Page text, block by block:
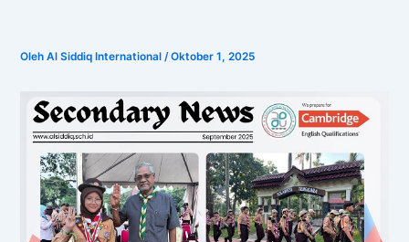
OlehAl Siddiq International/Oktober 1, 2025